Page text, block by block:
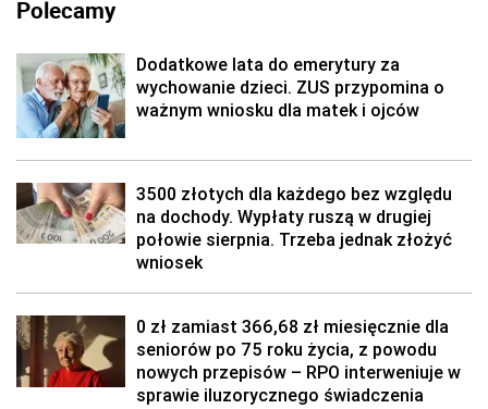
Polecamy
Dodatkowe lata do emerytury za
wychowanie dzieci. ZUS przypomina o
ważnym wniosku dla matek i ojców
3500 złotych dla każdego bez względu
na dochody. Wypłaty ruszą w drugiej
połowie sierpnia. Trzeba jednak złożyć
wniosek
0 zł zamiast 366,68 zł miesięcznie dla
seniorów po 75 roku życia, z powodu
nowych przepisów – RPO interweniuje w
sprawie iluzorycznego świadczenia